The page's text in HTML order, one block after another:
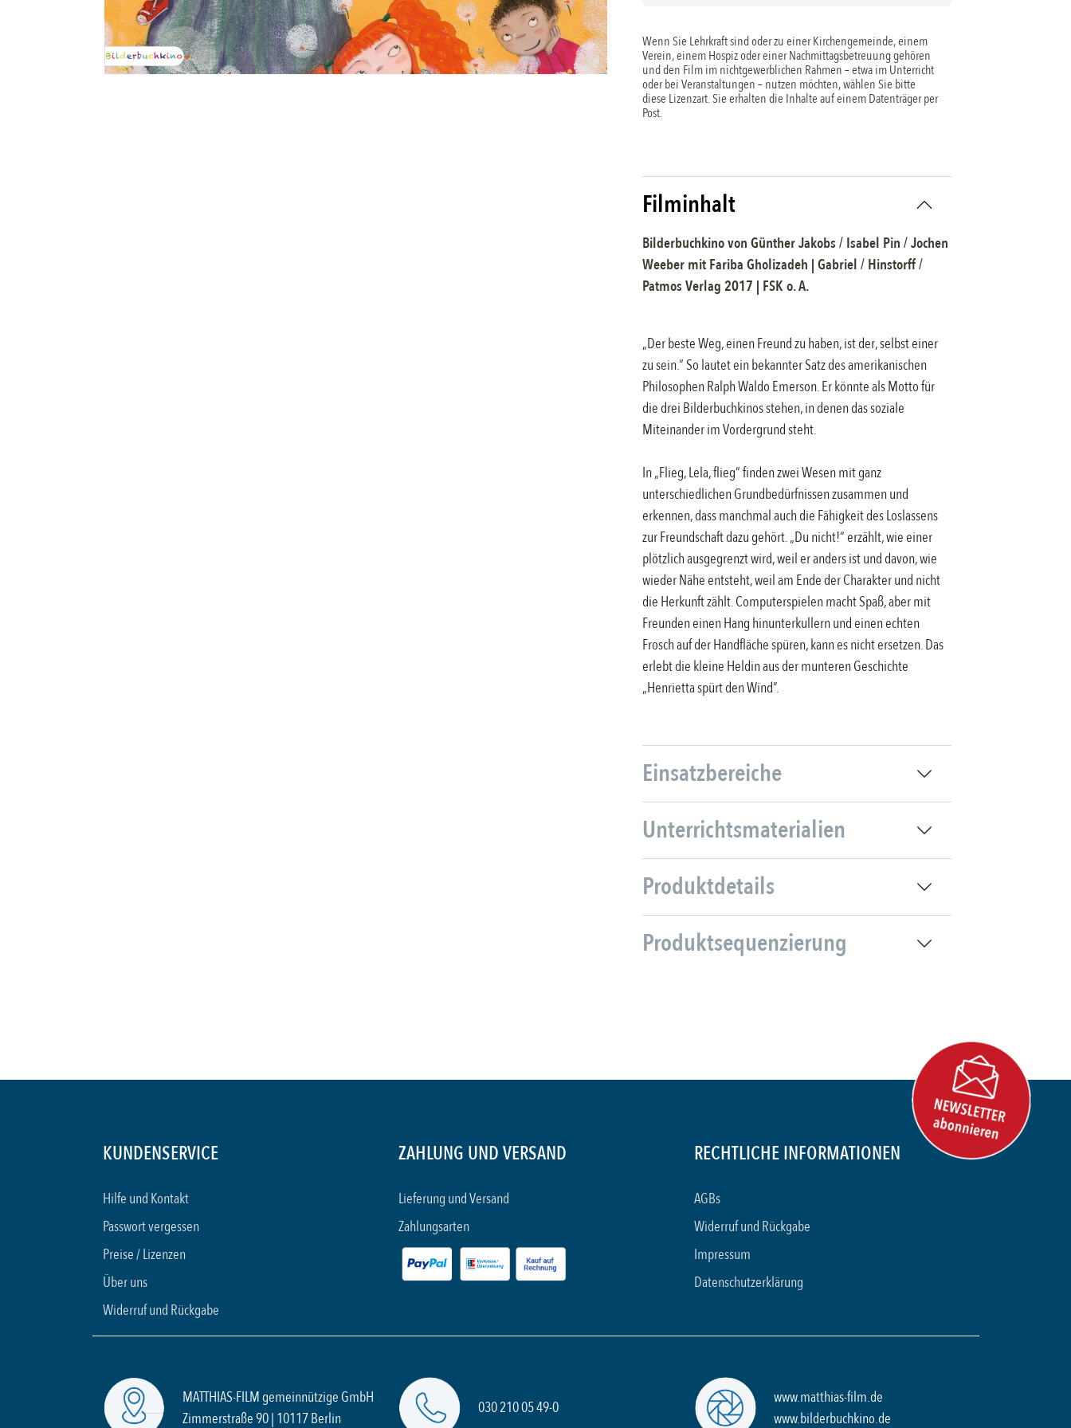
Wenn Sie Lehrkraft sind oder zu einer Kirchengemeinde, einem
Verein, einem Hospiz oder einer Nachmittagsbetreuung gehören
und den Film im nichtgewerblichen Rahmen – etwa im Unterricht
oder bei Veranstaltungen – nutzen möchten, wählen Sie bitte
diese Lizenzart. Sie erhalten die Inhalte auf einem Datenträger per
Post.
Filminhalt
Bilderbuchkinovon Günther Jakobs / Isabel Pin / Jochen
Weeber mit Fariba Gholizadeh | Gabriel / Hinstorff /
Patmos Verlag 2017 | FSKo. A.
„Der beste Weg, einen Freund zu haben, ist der, selbst einer
zu sein.“ So lautet ein bekannter Satz des amerikanischen
Philosophen Ralph Waldo Emerson. Er könnte als Motto für
die drei Bilderbuchkinos stehen, in denen das soziale
Miteinander im Vordergrund steht.
In „Flieg, Lela, flieg“ finden zwei Wesen mit ganz
unterschiedlichen Grundbedürfnissen zusammen und
erkennen, dass manchmal auch die Fähigkeit des Loslassens
zur Freundschaft dazu gehört. „Du nicht!“ erzählt, wie einer
plötzlich ausgegrenzt wird, weil er anders ist und davon, wie
wieder Nähe entsteht, weil am Ende der Charakter und nicht
die Herkunft zählt. Computerspielen macht Spaß, aber mit
Freunden einen Hang hinunterkullern und einen echten
Frosch auf der Handfläche spüren, kann es nicht ersetzen. Das
erlebt die kleine Heldin aus der munteren Geschichte
„Henrietta spürt den Wind”.
Einsatzbereiche
Unterrichtsmaterialien
Produktdetails
Produktsequenzierung
KUNDENSERVICE
Hilfe und Kontakt
Passwort vergessen
Preise / Lizenzen
Über uns
Widerruf und Rückgabe
ZAHLUNG UND VERSAND
Lieferung und Versand
Zahlungsarten
RECHTLICHE INFORMATIONEN
AGBs
Widerruf und Rückgabe
Impressum
Datenschutzerklärung
MATTHIAS-FILM gemeinnützige GmbH
Zimmerstraße 90 | 10117 Berlin
030 210 05 49-0
www.matthias-film.de
www.bilderbuchkino.de